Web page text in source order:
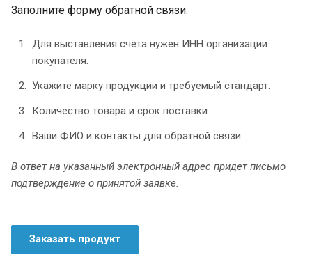
Заполните форму обратной связи:
Для выставления счета нужен ИНН организации
покупателя.
Укажите марку продукции и требуемый стандарт.
Количество товара и срок поставки.
Ваши ФИО и контакты для обратной связи.
В ответ на указанный электронный адрес придет письмо
подтверждение о принятой заявке.
Заказать продукт